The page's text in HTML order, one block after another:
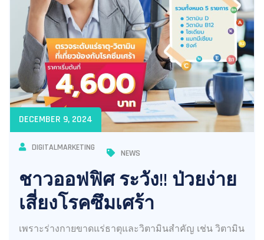
DECEMBER 9, 2024
DIGITALMARKETING
NEWS
ชาวออฟฟิศ ระวัง!! ป่วยง่าย
เสี่ยงโรคซึมเศร้า
เพราะร่างกายขาดแร่ธาตุและวิตามินสำคัญ เช่น วิตามิน